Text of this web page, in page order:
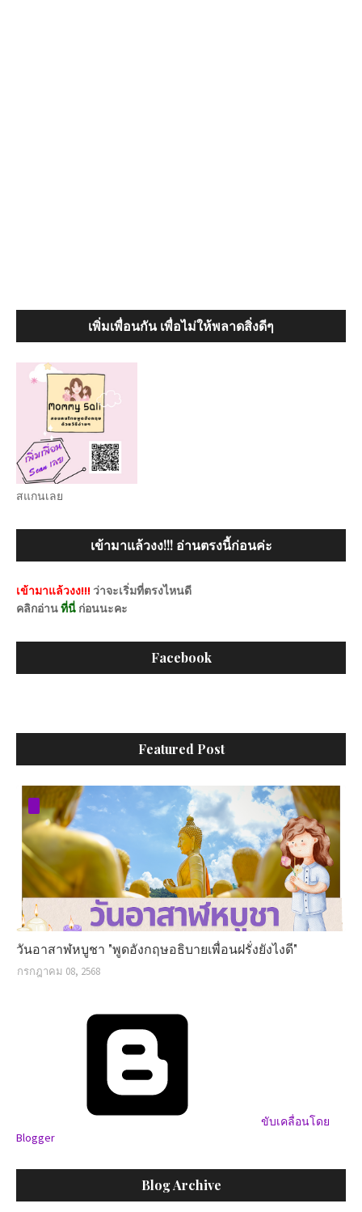
เพิ่มเพื่อนกัน เพื่อไม่ให้พลาดสิ่งดีๆ
สแกนเลย
เข้ามาแล้วงง!!! อ่านตรงนี้ก่อนค่ะ
เข้ามาแล้วงง!!!ว่าจะเริ่มที่ตรงไหนดี
คลิกอ่านที่นี่ ก่อนนะคะ
Facebook
Featured Post
วันอาสาฬหบูชา "พูดอังกฤษอธิบายเพื่อนฝรั่งยังไงดี"
กรกฎาคม 08, 2568
ขับเคลื่อนโดย
Blogger
Blog Archive